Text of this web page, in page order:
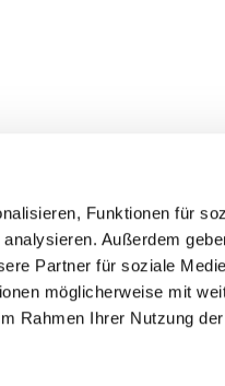
Funktionen für
Außerdem
Partner für soziale
möglicherweise mit
Rahmen Ihrer Nutzung